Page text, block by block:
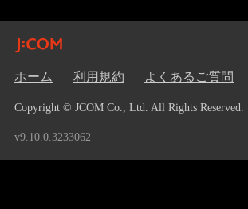
ホーム 利用規約 よくあるご質問
Copyright © JCOM Co., Ltd. All Rights Reserved.
v9.10.0.3233062